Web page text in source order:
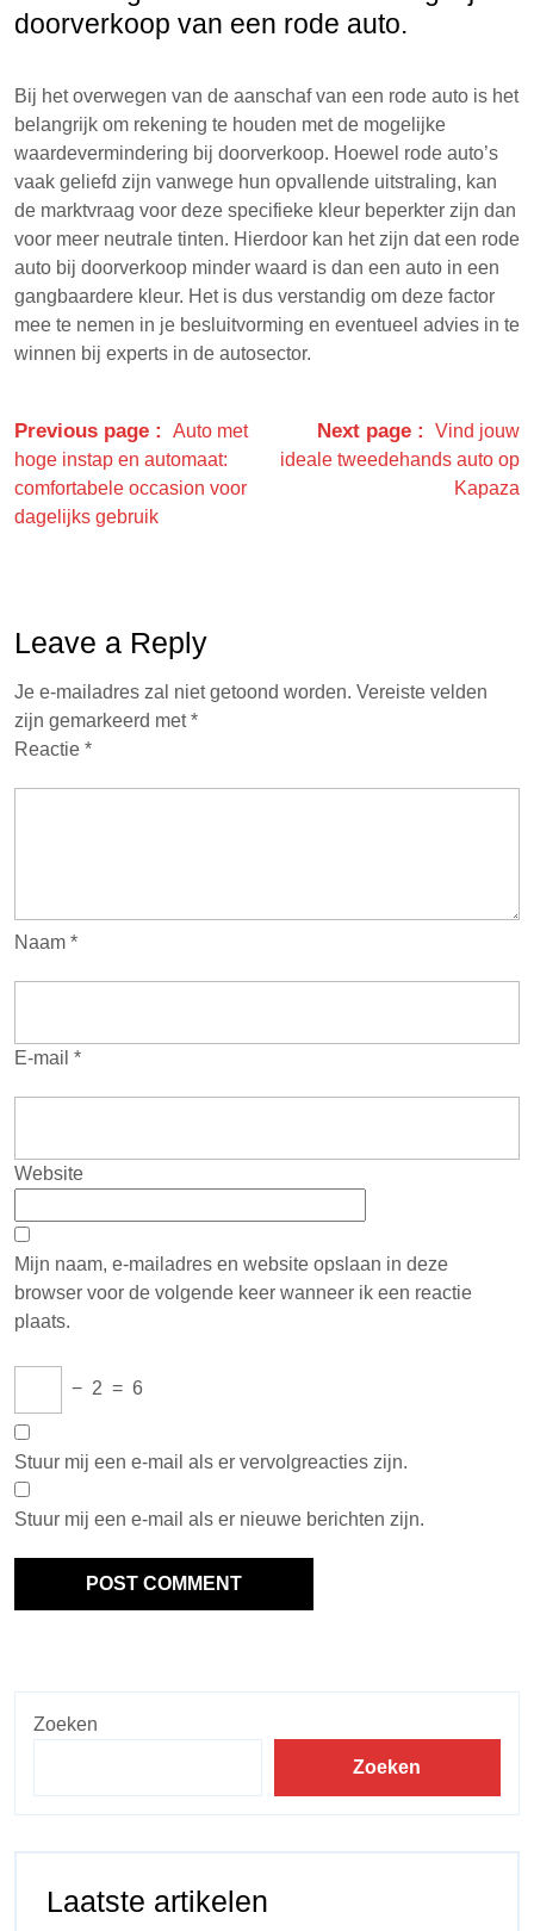
doorverkoop van een rode auto.
Bij het overwegen van de aanschaf van een rode auto is het
belangrijk om rekening te houden met de mogelijke
waardevermindering bij doorverkoop. Hoewel rode auto’s
vaak geliefd zijn vanwege hun opvallende uitstraling, kan
de marktvraag voor deze specifieke kleur beperkter zijn dan
voor meer neutrale tinten. Hierdoor kan het zijn dat een rode
auto bij doorverkoop minder waard is dan een auto in een
gangbaardere kleur. Het is dus verstandig om deze factor
mee te nemen in je besluitvorming en eventueel advies in te
winnen bij experts in de autosector.
Previous page
Auto met
hoge instap en automaat:
comfortabele occasion voor
dagelijks gebruik
Next page
Vind jouw
ideale tweedehands auto op
Kapaza
Leave a Reply
Je e-mailadres zal niet getoond worden. Vereiste velden
zijn gemarkeerd met*
Reactie *
Naam *
E-mail *
Website
Mijn naam, e-mailadres en website opslaan in deze
browser voor de volgende keer wanneer ik een reactie
plaats.
− 2 = 6
Stuur mij een e-mail als er vervolgreacties zijn.
Stuur mij een e-mail als er nieuwe berichten zijn.
Zoeken
Zoeken
Laatste artikelen